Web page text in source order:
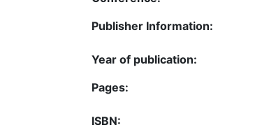
Publisher Information:
Year of publication:
Pages:
ISBN: